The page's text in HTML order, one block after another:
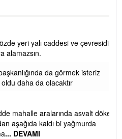
yeri yalı caddesi ve çevresidir.
da görmek isteriz
daha da olacaktır
mahalle aralarında asvalt döke
aşağıda kaldı bi yağmurda
DEVAMI